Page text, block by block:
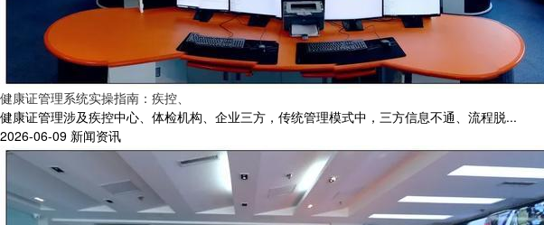
健康证管理系统实操指南：疾控、
健康证管理涉及疾控中心、体检机构、企业三方，传统管理模式中，三方信息不通、流程脱...
2026-06-09 新闻资讯